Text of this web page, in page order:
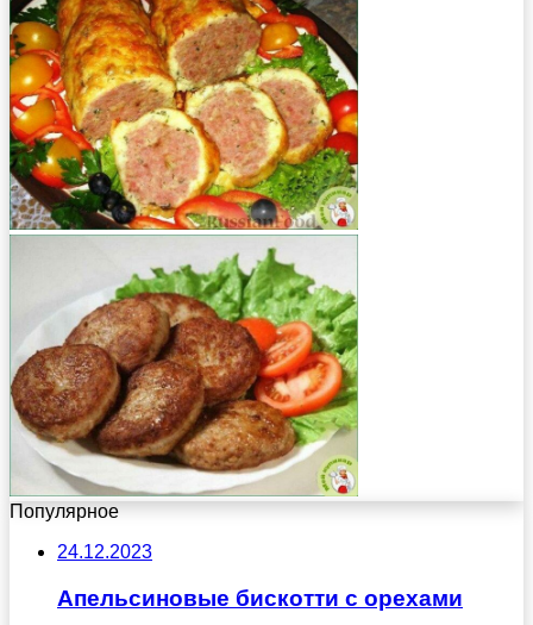
Популярное
24.12.2023
Апельсиновые бискотти с орехами